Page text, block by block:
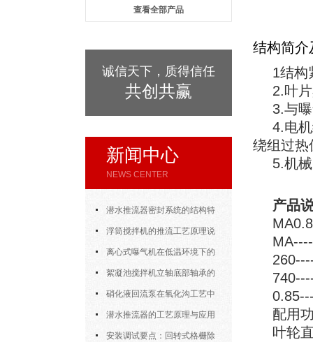
查看全部产品
诚信天下，质得信任
共创共赢
新闻中心
NEWS CENTER
潜水推流器密封系统的结构特
点与渗漏故障处理
浮筒搅拌机的推流工艺原理说
明 离心式曝气机在低温环境下的
运行特性与防冻措施
絮凝池搅拌机立轴底部轴承的
密封防水与免维护设计
硝化液回流泵在氧化沟工艺中
的布置位置对回流效果的影响
潜水推流器的工艺原理与应用
逻辑安装调试要点：回转式格栅除
结构简介
1结构
2.叶
3.与
4.电
绕组过热
5.机
产品
配用
叶轮